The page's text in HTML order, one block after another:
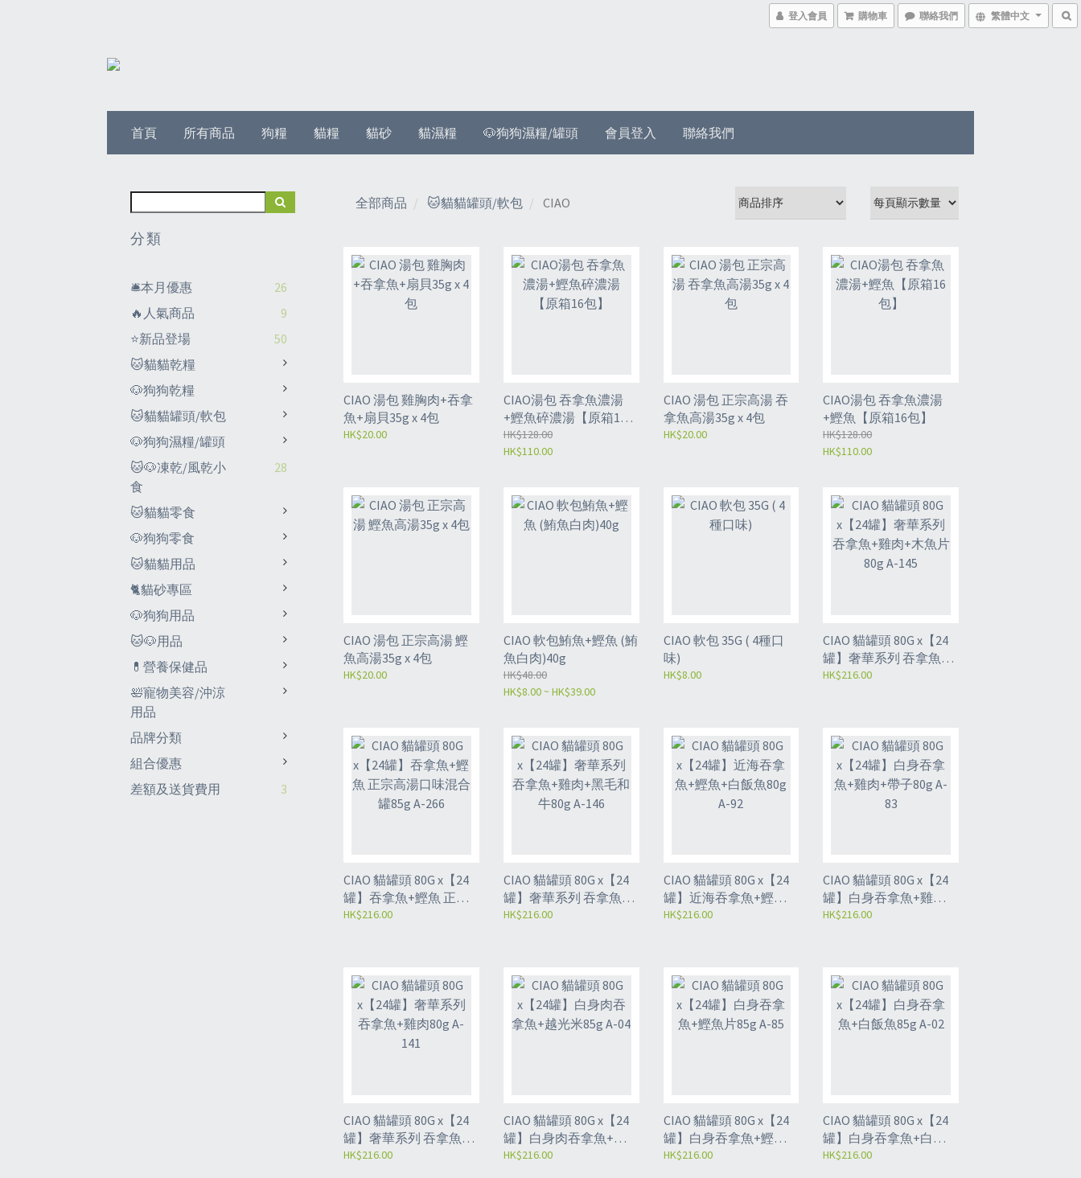
登入會員 購物車 聯絡我們 繁體中文
首頁 所有商品 狗糧 貓糧 貓砂 貓濕糧 🐶狗狗濕糧/罐頭 會員登入 聯絡我們
分類
🛎️本月優惠
26
🔥人氣商品
9
⭐新品登場
50
🐱貓貓乾糧
🐶狗狗乾糧
🐱貓貓罐頭/軟包
🐶狗狗濕糧/罐頭
🐱🐶凍乾/風乾小
食
28
🐱貓貓零食
🐶狗狗零食
🐱貓貓用品
🐈貓砂專區
🐶狗狗用品
🐱🐶用品
💊營養保健品
🛀寵物美容/沖涼
用品
品牌分類
組合優惠
差額及送貨費用
3
全部商品 🐱貓貓罐頭/軟包 CIAO
CIAO 湯包 雞胸肉+吞拿
魚+扇貝35g x 4包
HK$20.00
CIAO湯包 吞拿魚濃湯
+鰹魚碎濃湯【原箱16
包】
HK$128.00
HK$110.00
CIAO 湯包 正宗高湯 吞
拿魚高湯35g x 4包
HK$20.00
CIAO湯包 吞拿魚濃湯
+鰹魚【原箱16包】
HK$128.00
HK$110.00
CIAO 湯包 正宗高湯 鰹
魚高湯35g x 4包
HK$20.00
CIAO 軟包鮪魚+鰹魚 (鮪
魚白肉)40g
HK$48.00
HK$8.00 ~ HK$39.00
CIAO 軟包 35G ( 4種口
味)
HK$8.00
CIAO 貓罐頭 80G x【24
罐】奢華系列 吞拿魚
+雞肉+木魚片80g A-145
HK$216.00
CIAO 貓罐頭 80G x【24
罐】吞拿魚+鰹魚 正宗
高湯口味混合罐85g A-
HK$216.00
CIAO 貓罐頭 80G x【24
罐】奢華系列 吞拿魚
+雞肉+黑毛和牛80g A-
HK$216.00
CIAO 貓罐頭 80G x【24
罐】近海吞拿魚+鰹魚
+白飯魚80g A-92
HK$216.00
CIAO 貓罐頭 80G x【24
罐】白身吞拿魚+雞肉
+帶子80g A-83
HK$216.00
CIAO 貓罐頭 80G x【24
罐】奢華系列 吞拿魚
+雞肉80g A-141
HK$216.00
CIAO 貓罐頭 80G x【24
罐】白身肉吞拿魚+越
光米85g A-04
HK$216.00
CIAO 貓罐頭 80G x【24
罐】白身吞拿魚+鰹魚
片85g A-85
HK$216.00
CIAO 貓罐頭 80G x【24
罐】白身吞拿魚+白飯
魚85g A-02
HK$216.00